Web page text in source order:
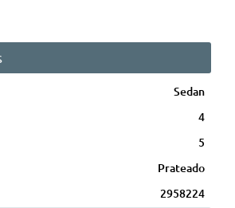
Sedan
4
5
Prateado
2958224